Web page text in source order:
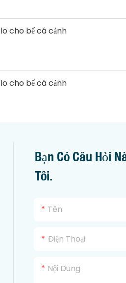
Bạn Có Câu Hỏi
Tôi.
Tên
Điện Thoại
Nội Dung